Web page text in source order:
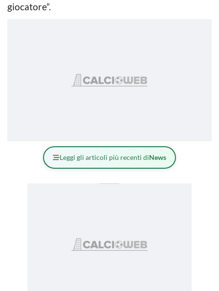
giocatore”.
Leggi gli articoli più recenti diNews